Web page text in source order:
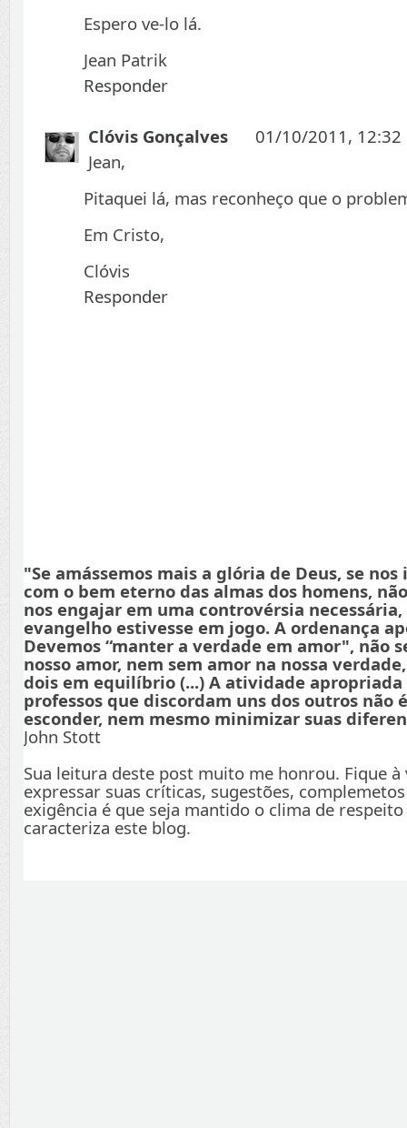
Espero ve-lo lá.
Jean Patrik
Responder
Clóvis Gonçalves
01/10/2011, 12:32
Jean,
Pitaquei lá, mas reconheço que o
Em Cristo,
Clóvis
Responder
"Se amássemos mais a glória de Deus, se
com o bem eterno das almas dos homens,
nos engajar em uma controvérsia
evangelho estivesse em jogo. A ordenança
Devemos “manter a verdade em amor", não
nosso amor, nem sem amor na nossa
dois em equilíbrio (...) A atividade apropriada
professos que discordam uns dos outros não
esconder, nem mesmo minimizar suas
John Stott
Sua leitura deste post muito me honrou. Fique à
expressar suas críticas, sugestões,
exigência é que seja mantido o clima de
caracteriza este blog.